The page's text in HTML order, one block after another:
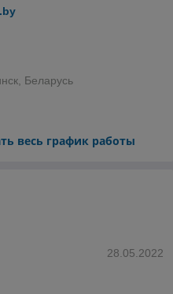
Беларусь
весь график работы
28.05.2022